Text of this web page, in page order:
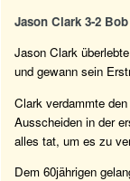
Jason Clark 3-2
Jason Clark
und gewann sein
Clark verdammte
Ausscheiden in der
alles tat, um es zu
Dem 60jährigen